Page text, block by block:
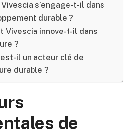
Vivescia s’engage-t-il dans
durable ?
Vivescia innove-t-il dans
?
il un acteur clé de
durable ?
de